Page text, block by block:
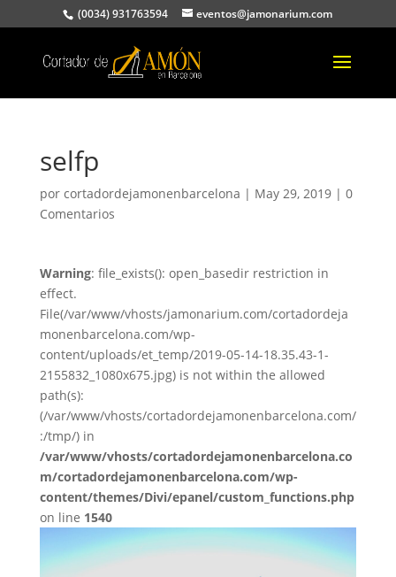
(0034) 931763594 eventos@jamonarium.com
selfp
por cortadordejamonenbarcelona | May 29, 2019| 0
Comentarios
Warning: file_exists(): open_basedir restriction in
effect.
File(/var/www/vhosts/jamonarium.com/cortadordeja
monenbarcelona.com/wp-
content/uploads/et_temp/2019-05-14-18.35.43-1-
2155832_1080x675.jpg) is not within the allowed
path(s):
(/var/www/vhosts/cortadordejamonenbarcelona.com/
:/tmp/) in
/var/www/vhosts/cortadordejamonenbarcelona.co
m/cortadordejamonenbarcelona.com/wp-
content/themes/Divi/epanel/custom_functions.php
on line 1540